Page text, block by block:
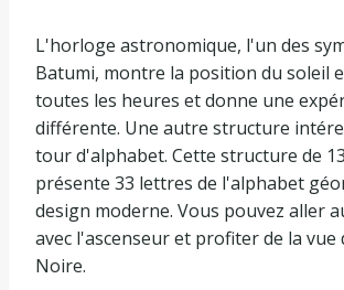
L'horloge astronomique, l'un des
Batumi, montre la position du soleil
toutes les heures et donne une
différente. Une autre structure
tour d'alphabet. Cette structure de
présente 33 lettres de l'alphabet
design moderne. Vous pouvez aller
avec l'ascenseur et profiter de la vue
Noire.